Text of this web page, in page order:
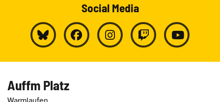
Social Media
Auffm Platz